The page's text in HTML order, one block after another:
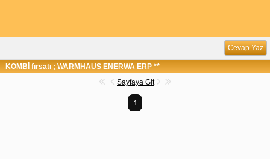
Cevap Yaz
KOMBİ fırsatı ; WARMHAUS ENERWA ERP **
Sayfaya Git
1